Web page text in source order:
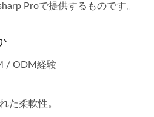
Proで提供するものです。
/ ODM経験
た柔軟性。